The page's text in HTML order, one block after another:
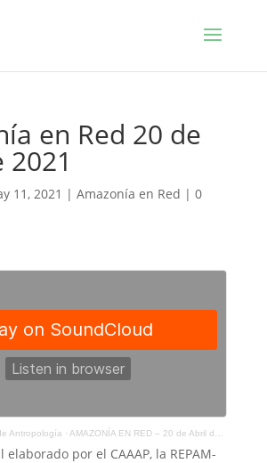
en Red 20 de
11, 2021 | Amazonía en Red | 0
Antropología · AMAZONÍA EN RED – 20 de Abril de 2021
por el CAAAP, la REPAM-